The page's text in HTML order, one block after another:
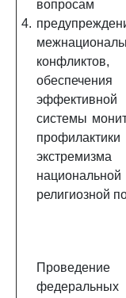
4.
вопросам
конфликтов,
обеспечения
системы
профилактики
религиозной
федеральных